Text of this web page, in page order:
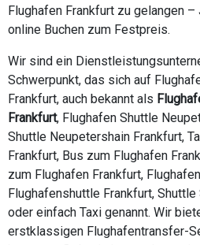
Flughafen Frankfurt zu gelangen
online Buchen zum Festpreis.
Wir sind ein
Schwerpunkt, das sich auf
Frankfurt, auch bekannt als
Frankfurt, Flughafen Shuttle
Shuttle Neupetershain Frankfurt,
Frankfurt, Bus zum Flughafen
zum Flughafen Frankfurt,
Flughafenshuttle Frankfurt,
oder einfach Taxi genannt. Wir
erstklassigen Flughafentransfer-